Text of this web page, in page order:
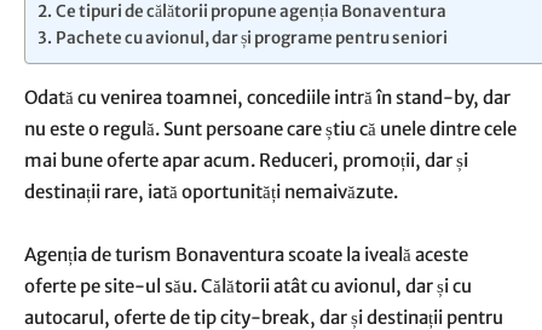
Ce tipuri de călătorii propune agenția Bonaventura
Pachete cu avionul, dar și programe pentru seniori
Odată cu venirea toamnei, concediile intră în stand-by, dar
nu este o regulă. Sunt persoane care știu că unele dintre cele
mai bune oferte apar acum. Reduceri, promoții, dar și
destinații rare, iată oportunități nemaivăzute.
Agenția de turism Bonaventura scoate la iveală aceste
oferte pe site-ul său. Călătorii atât cu avionul, dar și cu
autocarul, oferte de tip city-break, dar și destinații pentru